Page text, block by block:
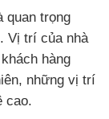
quan trọng
Vị trí của nhà
hàng
những vị trí
cao.